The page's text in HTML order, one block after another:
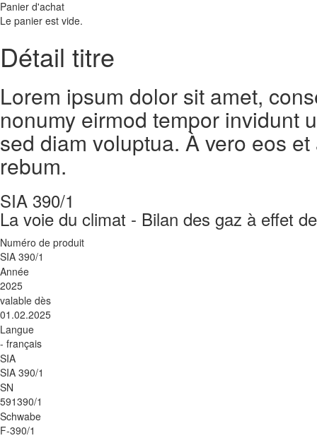
Panier d'achat
Le panier est vide.
Détail titre
Lorem ipsum dolor sit amet,
nonumy eirmod tempor invidunt
sed diam voluptua. À vero eos
rebum.
SIA 390/1
La voie du climat - Bilan des gaz à effet
Numéro de produit
SIA 390/1
Année
2025
valable dès
01.02.2025
Langue
- français
SIA
SIA 390/1
SN
591390/1
Schwabe
F-390/1